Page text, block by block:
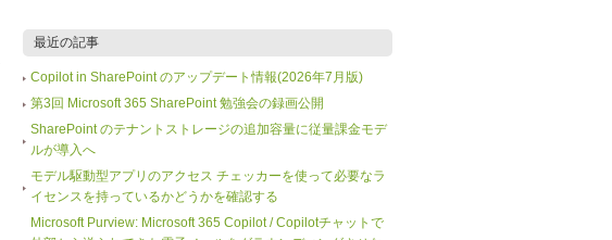
最近の記事
Copilot in SharePoint のアップデート情報(2026年7月版)
第3回 Microsoft 365 SharePoint 勉強会の録画公開
SharePoint のテナントストレージの追加容量に従量課金モデ
ルが導入へ
モデル駆動型アプリのアクセス チェッカーを使って必要なラ
イセンスを持っているかどうかを確認する
Microsoft Purview: Microsoft 365 Copilot / Copilotチャットで